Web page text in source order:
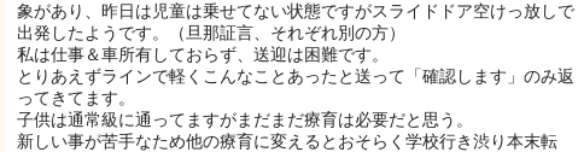
象があり、昨日は児童は乗せてない状態ですがスライドドア空けっ放しで
出発したようです。（旦那証言、それぞれ別の方）
私は仕事＆車所有しておらず、送迎は困難です。
とりあえずラインで軽くこんなことあったと送って「確認します」のみ返
ってきてます。
子供は通常級に通ってますがまだまだ療育は必要だと思う。
新しい事が苦手なため他の療育に変えるとおそらく学校行き渋り本末転